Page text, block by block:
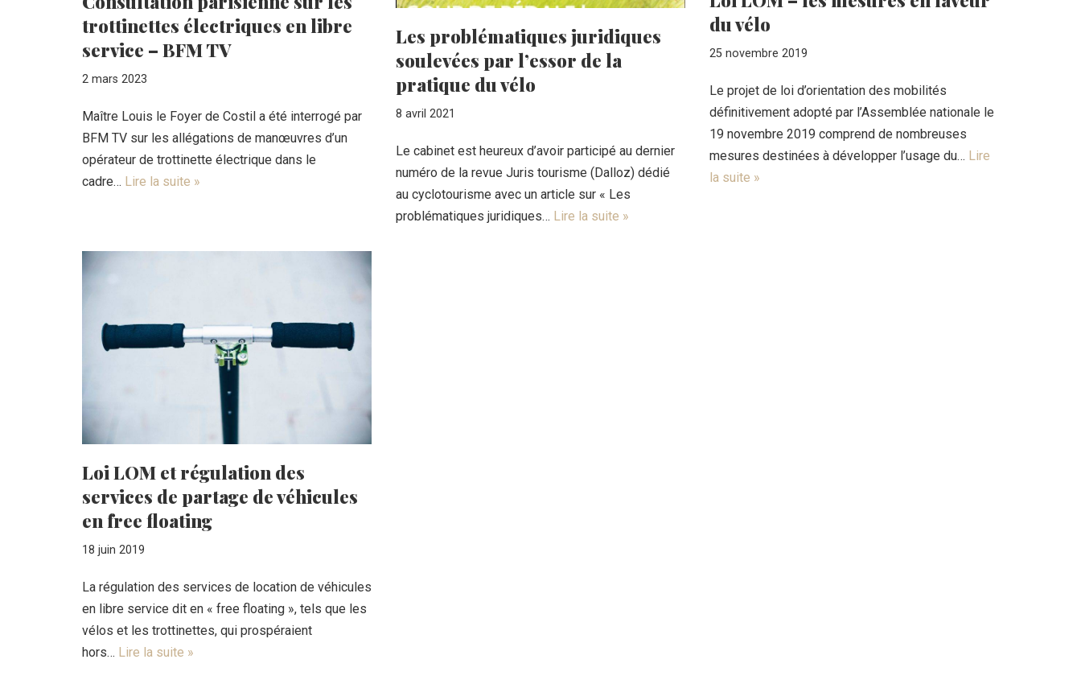
trottinettes électriques en libre
service – BFM TV
2 mars 2023
Maître Louis le Foyer de Costil a été interrogé par
BFM TV sur les allégations de manœuvres d’un
opérateur de trottinette électrique dans le
cadre… Lire la suite »
Les problématiques juridiques
soulevées par l’essor de la
pratique du vélo
8 avril 2021
Le cabinet est heureux d’avoir participé au dernier
numéro de la revue Juris tourisme (Dalloz) dédié
au cyclotourisme avec un article sur « Les
problématiques juridiques… Lire la suite »
du vélo
25 novembre 2019
Le projet de loi d’orientation des mobilités
définitivement adopté par l’Assemblée nationale le
19 novembre 2019 comprend de nombreuses
mesures destinées à développer l’usage du… Lire
la suite »
Loi LOM et régulation des
services de partage de véhicules
en free floating
18 juin 2019
La régulation des services de location de véhicules
en libre service dit en « free floating », tels que les
vélos et les trottinettes, qui prospéraient
hors… Lire la suite »